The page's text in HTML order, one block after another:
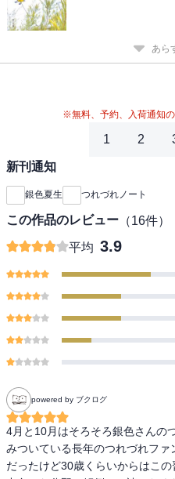
あら
※無料、予約、入荷通知の
1 2
新刊通知
銀色夏生 つれづれノート
この作品のレビュー （16件）
平均 3.9
powered by ブクログ
4月と10月はそろそろ銀色さんの
みついている長年のつれづれフ
だったけど30歳くらいからはこ